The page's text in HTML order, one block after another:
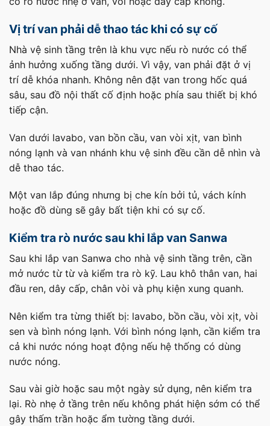
Vị trí van phải dễ thao tác khi có sự cố
Nhà vệ sinh tầng trên là khu vực nếu rò nước có thể
ảnh hưởng xuống tầng dưới. Vì vậy, van phải đặt ở vị
trí dễ khóa nhanh. Không nên đặt van trong hốc quá
sâu, sau đồ nội thất cố định hoặc phía sau thiết bị khó
tiếp cận.
Van dưới lavabo, van bồn cầu, van vòi xịt, van bình
nóng lạnh và van nhánh khu vệ sinh đều cần dễ nhìn và
dễ thao tác.
Một van lắp đúng nhưng bị che kín bởi tủ, vách kính
hoặc đồ dùng sẽ gây bất tiện khi có sự cố.
Kiểm tra rò nước sau khi lắp van Sanwa
Sau khi lắp van Sanwa cho nhà vệ sinh tầng trên, cần
mở nước từ từ và kiểm tra rò kỹ. Lau khô thân van, hai
đầu ren, dây cấp, chân vòi và phụ kiện xung quanh.
Nên kiểm tra từng thiết bị: lavabo, bồn cầu, vòi xịt, vòi
sen và bình nóng lạnh. Với bình nóng lạnh, cần kiểm tra
cả khi nước nóng hoạt động nếu hệ thống có dùng
nước nóng.
Sau vài giờ hoặc sau một ngày sử dụng, nên kiểm tra
lại. Rò nhẹ ở tầng trên nếu không phát hiện sớm có thể
gây thấm trần hoặc ẩm tường tầng dưới.